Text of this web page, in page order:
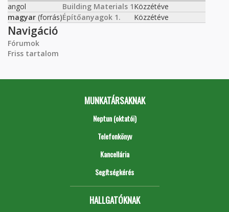
angol
Building Materials 1Közzétéve
magyar (forrás)Építőanyagok 1. Közzétéve
Navigáció
Fórumok
Friss tartalom
MUNKATÁRSAKNAK
Neptun (oktatói)
Telefonkönyv
Kancellária
Segítségkérés
HALLGATÓKNAK